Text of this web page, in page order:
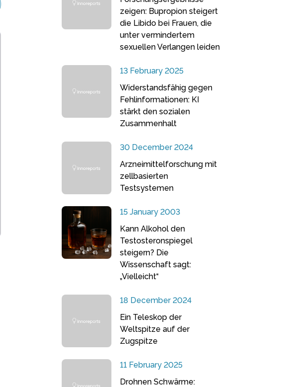
zeigen: Bupropion steigert
die Libido bei Frauen, die
unter vermindertem
sexuellen Verlangen leiden
13 February 2025
Widerstandsfähig gegen
Fehlinformationen: KI
stärkt den sozialen
Zusammenhalt
30 December 2024
Arzneimittelforschung mit
zellbasierten
Testsystemen
15 January 2003
Kann Alkohol den
Testosteronspiegel
steigern? Die
Wissenschaft sagt:
„Vielleicht“
18 December 2024
Ein Teleskop der
Weltspitze auf der
Zugspitze
11 February 2025
Drohnen Schwärme: